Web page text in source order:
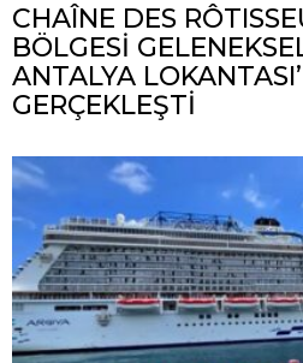
CHAÎNE DES
BÖLGESİ
ANTALYA
GERÇEKLEŞTİ